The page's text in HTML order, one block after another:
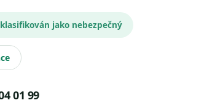
jako nebezpečný
01 99